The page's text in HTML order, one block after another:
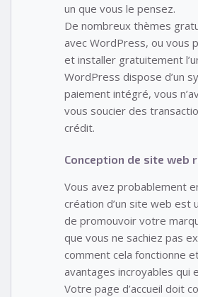
un que vous le pensez.
De nombreux thèmes
avec WordPress, ou vous
et installer gratuitement
WordPress dispose d’un
paiement intégré, vous
vous soucier des
crédit.
Conception de site web
Vous avez probablement
création d’un site web est
de promouvoir votre
que vous ne sachiez pas
comment cela fonctionne
avantages incroyables qui
Votre page d’accueil doit